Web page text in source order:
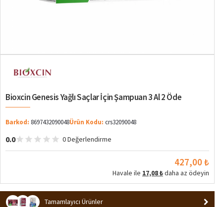
Bioxcin Genesis Yağlı Saçlar İçin Şampuan 3 Al 2 Öde
Barkod: 8697432090048Ürün Kodu: crs32090048
0.0 0 Değerlendirme
427,00 ₺
Havale ile 17,08 ₺daha az ödeyin
Tamamlayıcı Ürünler